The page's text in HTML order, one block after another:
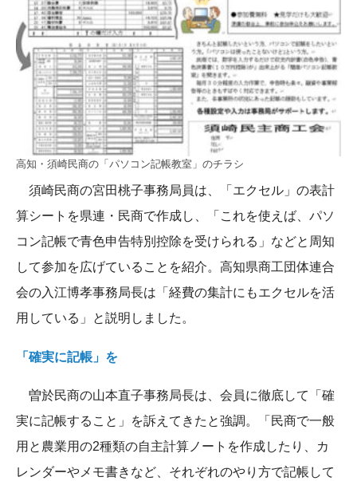
高知・須崎民商の「パソコン記帳教室」のチラシ
須崎民商の宮田桃子事務局員は、「エクセル」の表計
算シートを県連・民商で作成し、「これを使えば、パソ
コン記帳で青色申告特別控除を受けられる」などと周知
して参加を広げていることを紹介。高知県商工団体連合
会の入江博孝事務局長は「経費の集計にもエクセルを活
用している」と説明しました。
「確実に記帳」を
曽於民商の山本直子事務局長は、会員に徹底して「確
実に記帳すること」を訴えてきたと強調。「民商で一般
用と農業用の2種類の自主計算ノートを作成したり、カ
レンダーやメモ書きなど、それぞれのやり方で記帳して